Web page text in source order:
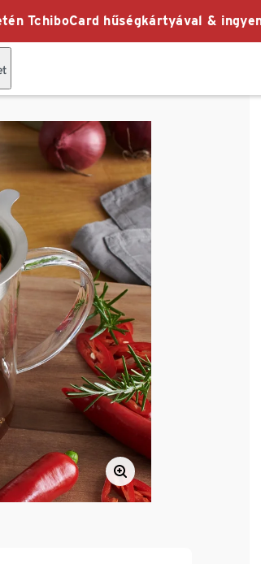
TchiboCard hűségkártyával &